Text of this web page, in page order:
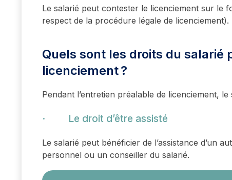
Le salarié peut contester le licenciement sur le
respect de la procédure légale de licenciement).
Quels sont les droits du salarié
licenciement ?
Pendant l’entretien préalable de licenciement,
· Le droit d’être assisté
Le salarié peut bénéficier de l’assistance d’un
personnel ou un conseiller du salarié.